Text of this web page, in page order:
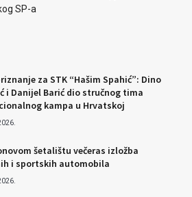
SP-a
za STK “Hašim Spahić”: Dino
i Danijel Barić dio stručnog tima
kampa u Hrvatskoj
šetalištu večeras izložba
i sportskih automobila